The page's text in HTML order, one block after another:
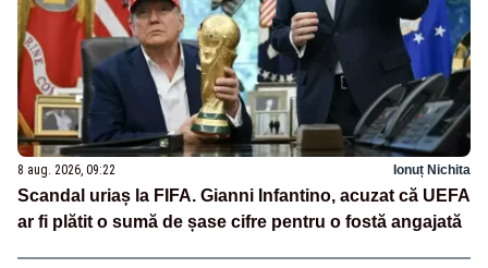
8 aug. 2026, 09:22 Ionuț Nichita
Scandal uriaș la FIFA. Gianni Infantino, acuzat că UEFA
ar fi plătit o sumă de șase cifre pentru o fostă angajată